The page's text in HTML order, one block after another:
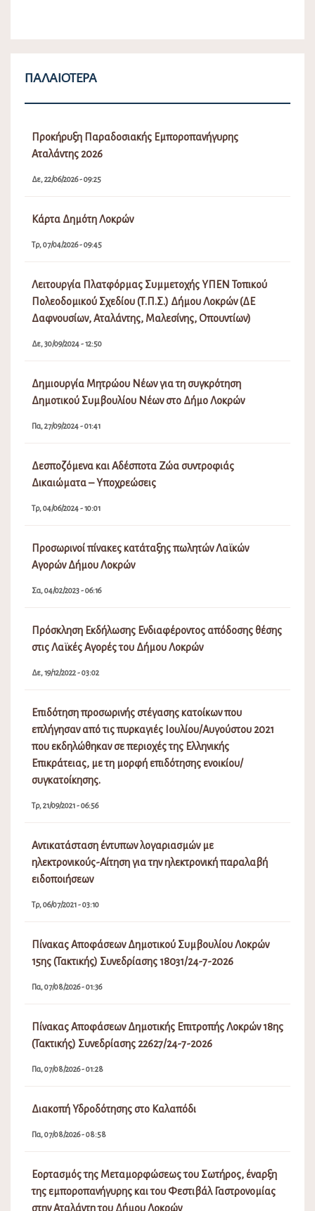
ΠΑΛΑΙΌΤΕΡΑ
Προκήρυξη Παραδοσιακής Εμποροπανήγυρης
Αταλάντης 2026
Δε, 22/06/2026 - 09:25
Κάρτα Δημότη Λοκρών
Τρ, 07/04/2026 - 09:45
Λειτουργία Πλατφόρμας Συμμετοχής ΥΠΕΝ Τοπικού
Πολεοδομικού Σχεδίου (Τ.Π.Σ.) Δήμου Λοκρών (ΔΕ
Δαφνουσίων, Αταλάντης, Μαλεσίνης, Οπουντίων)
Δε, 30/09/2024 - 12:50
Δημιουργία Μητρώου Νέων για τη συγκρότηση
Δημοτικού Συμβουλίου Νέων στο Δήμο Λοκρών
Πα, 27/09/2024 - 01:41
Δεσποζόμενα και Αδέσποτα Ζώα συντροφιάς
Δικαιώματα – Υποχρεώσεις
Τρ, 04/06/2024 - 10:01
Προσωρινοί πίνακες κατάταξης πωλητών Λαϊκών
Αγορών Δήμου Λοκρών
Σα, 04/02/2023 - 06:16
Πρόσκληση Εκδήλωσης Ενδιαφέροντος απόδοσης θέσης
στις Λαϊκές Αγορές του Δήμου Λοκρών
Δε, 19/12/2022 - 03:02
Επιδότηση προσωρινής στέγασης κατοίκων που
επλήγησαν από τις πυρκαγιές Ιουλίου/Αυγούστου 2021
που εκδηλώθηκαν σε περιοχές της Ελληνικής
Επικράτειας, με τη μορφή επιδότησης ενοικίου/
συγκατοίκησης.
Τρ, 21/09/2021 - 06:56
Αντικατάσταση έντυπων λογαριασμών με
ηλεκτρονικούς-Αίτηση για την ηλεκτρονική παραλαβή
ειδοποιήσεων
Τρ, 06/07/2021 - 03:10
Πίνακας Αποφάσεων Δημοτικού Συμβουλίου Λοκρών
15ης (Τακτικής) Συνεδρίασης 18031/24-7-2026
Πα, 07/08/2026 - 01:36
Πίνακας Αποφάσεων Δημοτικής Επιτροπής Λοκρών 18ης
(Τακτικής) Συνεδρίασης 22627/24-7-2026
Πα, 07/08/2026 - 01:28
Διακοπή Υδροδότησης στο Καλαπόδι
Πα, 07/08/2026 - 08:58
Εορτασμός της Μεταμορφώσεως του Σωτήρος, έναρξη
της εμποροπανήγυρης και του Φεστιβάλ Γαστρονομίας
στην Αταλάντη του Δήμου Λοκρών